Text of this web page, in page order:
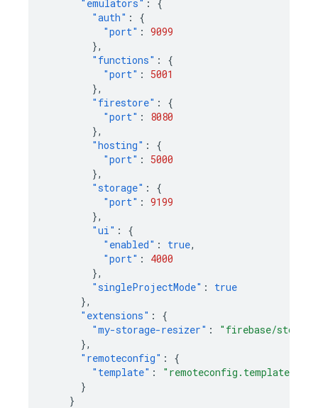
"emulators" :
{
"auth" :
{
"port" : 9099
},
"functions" :
{
"port" :
5001
},
"firestore" :
{
"port" :
8080
},
"hosting" :
{
"port" :
5000
},
"storage" :
{
"port" : 9199
},
"ui" :
{
"enabled" : true,
"port" :
4000
},
"singleProjectMode" :
true
},
"extensions" :
{
"my-storage-resizer" :
"firebase/
},
"remoteconfig" :
{
"template" :
}
}